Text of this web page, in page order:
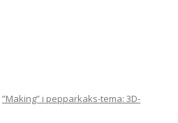
”Making” i pepparkaks-tema: 3D-